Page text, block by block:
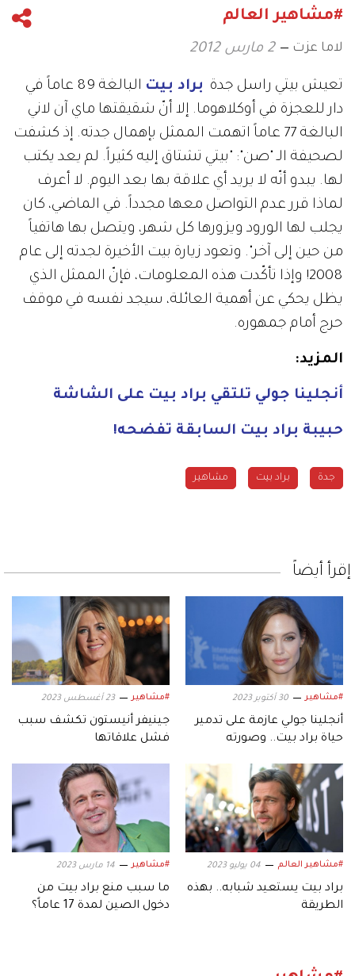
#مشاهير العالم
لاما عزت 2 مارس 2012
تعيش بيتي راسل جدة براد بيت
البالغة 89 عاماً في
دار للعجزة في أوكلاهوما. إلا أنّ شقيقتها ماي آن لاني
البالغة 77 عاماً اتهمت الممثل بإهمال جدته. إذ كشفت
لصحيفة الـ "صن": "بيتي تشتاق إليه كثيراً. لم يعد يكتب
لها. يبدو أنّه لا يريد أي علاقة بها بعد اليوم. لا أعرف
لماذا قرر عدم التواصل معها مجدداً. في الماضي، كان
يجلب لها الورود ويزورها كل شهر، ويتصل بها هاتفياً
من حين إلى آخر". وتعود زيارة بيت الأخيرة لجدته إلى عام
2008! وإذا تأكّدت هذه المعلومات، فإنّ الممثل الذي
يظل يحكي عن أهمية العائلة، سيجد نفسه في موقف
حرج أمام جمهوره.
المزيد:
أنجلينا جولي تلتقي براد بيت على الشاشة
حبيبة براد بيت السابقة تفضحه!
جدة براد بيت مشاهير
إقرأ أيضاً
#مشاهير 30 أكتوبر 2023
أنجلينا جولي عازمة على تدمير
حياة براد بيت.. وصورته
#مشاهير 23 أغسطس 2023
جينيفر أنيستون تكشف سبب
فشل علاقاتها
#مشاهير العالم 04 يوليو 2023
براد بيت يستعيد شبابه.. بهذه
الطريقة
#مشاهير 14 مارس 2023
ما سبب منع براد بيت من
دخول الصين لمدة 17 عاماً؟